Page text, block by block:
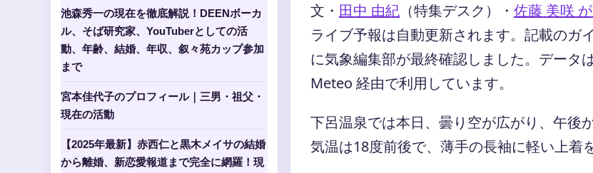
文・ 田中 由紀 （特集デスク） ・ 佐藤 美咲
ライブ予報は自動更新されます。記載のガ
に気象編集部が最終確認しました。データ
Meteo 経由で利用しています。
下呂温泉では本日、曇り空が広がり、午後
気温は18度前後で、薄手の長袖に軽い上着
池森秀一の現在を徹底解説！DEENボーカ
ル、そば研究家、YouTuberとしての活
動、年齢、結婚、年収、叙々苑カップ参加
まで
宮本佳代子のプロフィール｜三男・祖父・
現在の活動
【2025年最新】赤西仁と黒木メイサの結婚
から離婚、新恋愛報道まで完全に網羅！現